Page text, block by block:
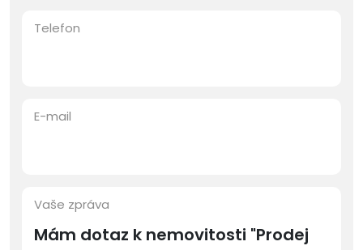
Telefon
E-mail
Vaše zpráva